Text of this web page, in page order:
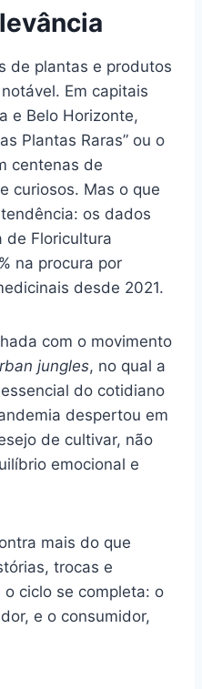
de plantas e produtos
Em capitais
e Belo Horizonte,
Plantas Raras” ou o
centenas de
curiosos. Mas o que
os dados
de Floricultura
na procura por
desde 2021.
com o movimento
jungles, no qual a
do cotidiano
despertou em
de cultivar, não
emocional e
mais do que
trocas e
ciclo se completa: o
e o consumidor,